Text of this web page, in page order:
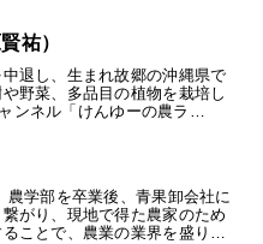
祐）
退し、生まれ故郷の沖縄県で
野菜、多品目の植物を栽培し
ンネル「けんゆーの農ラ…
農学部を卒業後、青果卸会社に
がり、現地で得た農家のため
ることで、農業の業界を盛り…